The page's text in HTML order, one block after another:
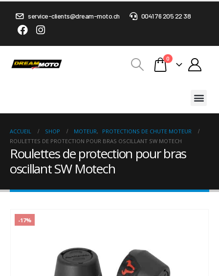
service-clients@dream-moto.ch 0041 76 205 22 38
0
ACCUEIL SHOP MOTEUR,
PROTECTIONS DE CHUTE MOTEUR
ROULETTES DE PROTECTION POUR BRAS OSCILLANT SW MOTECH
Roulettes de protection pour bras
oscillant SW Motech
-17%